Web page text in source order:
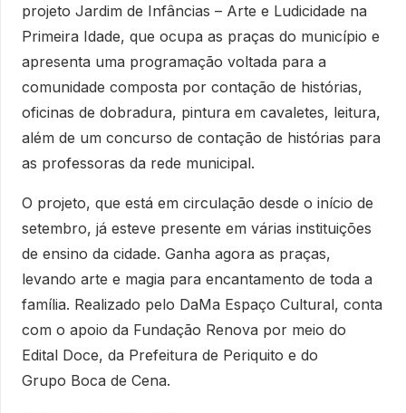
projeto Jardim de Infâncias – Arte e Ludicidade na
Primeira Idade, que ocupa as praças do município e
apresenta uma programação voltada para a
comunidade composta por contação de histórias,
oficinas de dobradura, pintura em cavaletes, leitura,
além de um concurso de contação de histórias para
as professoras da rede municipal.
O projeto, que está em circulação desde o início de
setembro, já esteve presente em várias instituições
de ensino da cidade. Ganha agora as praças,
levando arte e magia para encantamento de toda a
família. Realizado pelo DaMa Espaço Cultural, conta
com o apoio da Fundação Renova por meio do
Edital Doce, da Prefeitura de Periquito e do
Grupo Boca de Cena.